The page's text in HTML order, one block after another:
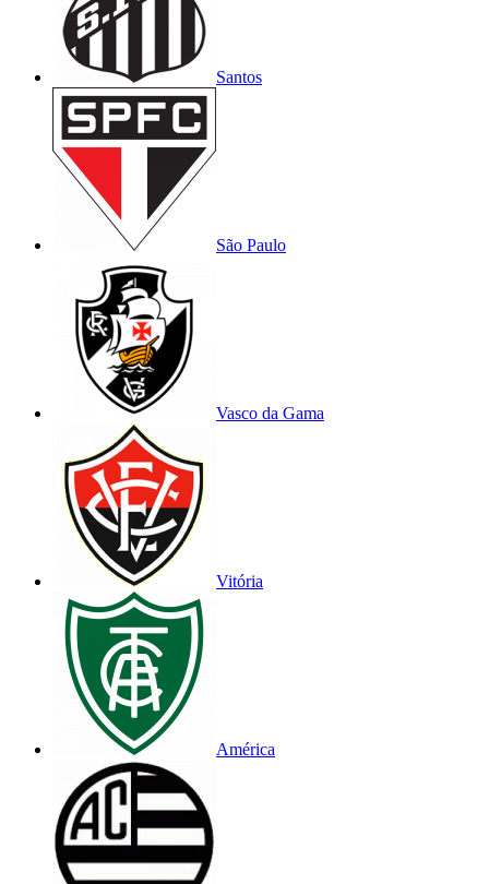
Santos
São Paulo
Vasco da Gama
Vitória
América